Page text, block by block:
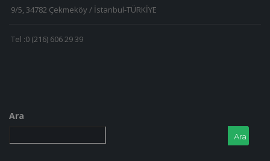
9/5, 34782 Çekmeköy / İstanbul-TÜRKİYE
Tel :0 (216) 606 29 39
Ara
Ara